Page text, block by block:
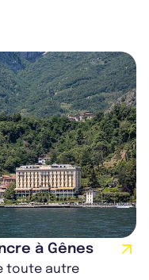
à Gênes
toute autre